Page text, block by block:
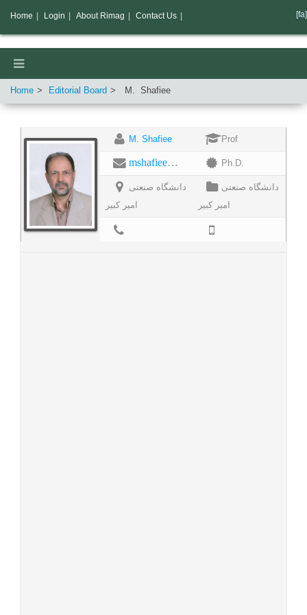
Home Editorial Board M. Shafiee
M. Shafiee Prof
mshafiee@aut.ac.ir Ph.D.
امير کبير
امير کبير
Home Login About Rimag Contact Us [fa]